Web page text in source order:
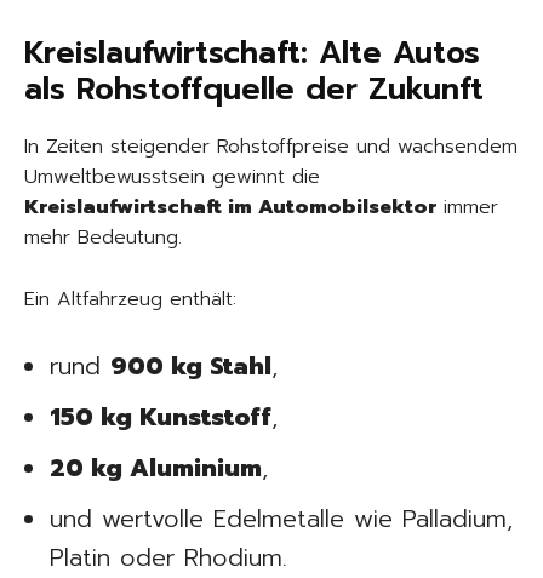
Kreislaufwirtschaft: Alte Autos
als Rohstoffquelle der Zukunft
In Zeiten steigender Rohstoffpreise und wachsendem
Umweltbewusstsein gewinnt die
Kreislaufwirtschaft im Automobilsektor immer
mehr Bedeutung.
Ein Altfahrzeug enthält:
rund 900 kg Stahl,
150 kg Kunststoff,
20 kg Aluminium,
und wertvolle Edelmetalle wie Palladium,
Platin oder Rhodium.